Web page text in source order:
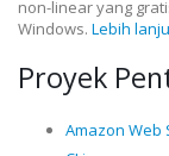
non-linear yang
Windows. Lebih
Proyek
Amazon Web